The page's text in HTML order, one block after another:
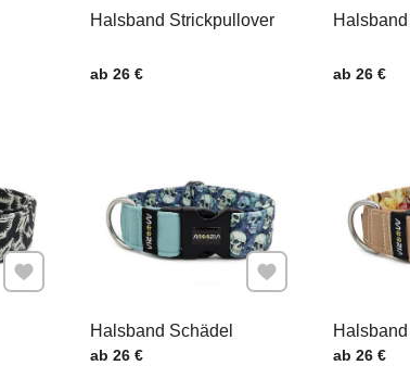
Halsband Strickpullover
Preis mit MwSt.
ab 26 € Preis mit
ab 26 €
Zu Favoriten hinzufügen
Halsband Schädel
Preis mit MwSt.
ab 26 €
Zu Favoriten
Preis mit
ab 26 €